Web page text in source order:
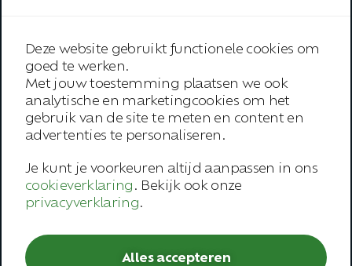
Einfo@arboanders.nl
Aanbod
Over ons
Trainingen
Inspiratie
Contact
Deze website gebruikt functionele cookies om
goed te werken.
Met jouw toestemming plaatsen we ook
analytische en marketingcookies om het
gebruik van de site te meten en content en
advertenties te personaliseren.
Je kunt je voorkeuren altijd aanpassen in ons
cookieverklaring. Bekijk ook onze
privacyverklaring.
Alles accepteren